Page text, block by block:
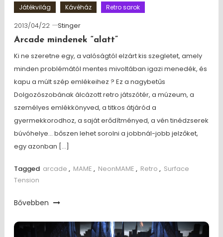
Játékvilág Kávéház Retro sarok
2013/04/22
Stinger
Arcade mindenek “alatt”
Ki ne szeretne egy, a valóságtól elzárt kis szegletet, amely
minden problémától mentes mivoltában igazi menedék, és
kapu a múlt szép emlékeihez ? Ez a nagybetűs
Dolgozószobának álcázott retro játszótér, a múzeum, a
személyes emlékkönyved, a titkos átjáród a
gyermekkorodhoz, a saját erődítményed, a vén tinédzserek
búvóhelye… bőszen lehet sorolni a jobbnál-jobb jelzőket,
egy azonban […]
Tagged arcade , MAME , NeonMAME , Retro , Surface
Tension
Bővebben